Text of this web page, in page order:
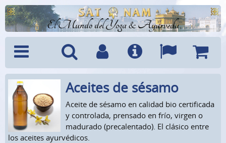
El Mundo del Yoga & Ayurveda
Menú Búsquedad
CuentaInfo Idiomas
Aceites de sésamo
Aceite de sésamo en calidad bio certificada
y controlada, prensado en frío, virgen o
madurado (precalentado). El clásico entre
los aceites ayurvédicos.